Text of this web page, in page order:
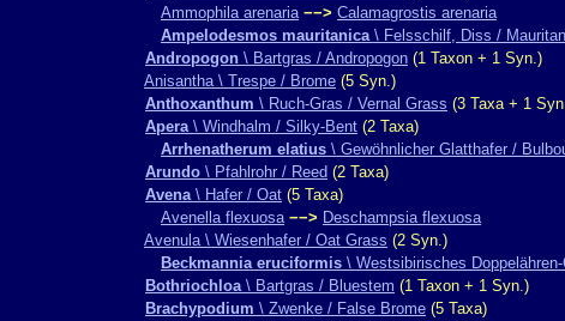
Ammophila arenaria −−> Calamagrostis arenaria
Ampelodesmos mauritanica\ Felsschilf, Diss /
Andropogon \ Bartgras / Andropogon (1 Taxon + 1 Syn.)
Anisantha \ Trespe / Brome (5 Syn.)
Anthoxanthum \ Ruch-Gras / Vernal Grass (3 Taxa + 1
Apera\ Windhalm / Silky-Bent (2 Taxa)
Arrhenatherum elatius \ Gewöhnlicher Glatthafer /
Arundo \ Pfahlrohr / Reed (2 Taxa)
Avena\ Hafer / Oat (5 Taxa)
Avenella flexuosa −−> Deschampsia flexuosa
Avenula \ Wiesenhafer / Oat Grass (2 Syn.)
Beckmannia eruciformis \ Westsibirisches
Bothriochloa\ Bartgras / Bluestem (1 Taxon + 1 Syn.)
Brachypodium \ Zwenke / False Brome (5 Taxa)